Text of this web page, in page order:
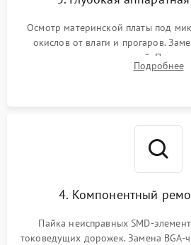
Осмотр материнской платы под
окислов от влаги и прогаров.
дежурных напряжений.
мультиконтроллера,Подробнее
4. Компонентный
Пайка неисправных SMD-
токоведущих дорожек. Замена BGA-